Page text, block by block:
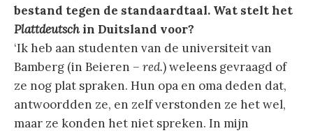
bestand tegen de standaardtaal. Wat stelt het
Plattdeutschin Duitsland voor?
‘Ik heb aan studenten van de universiteit van
Bamberg (in Beieren – red.) weleens gevraagd of
ze nog plat spraken. Hun opa en oma deden dat,
antwoordden ze, en zelf verstonden ze het wel,
maar ze konden het niet spreken. In mijn